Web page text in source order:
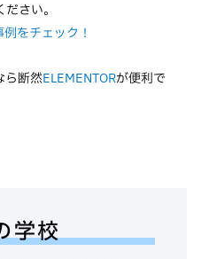
さい。
をチェック！
ら断然ELEMENTORが便利で
学校